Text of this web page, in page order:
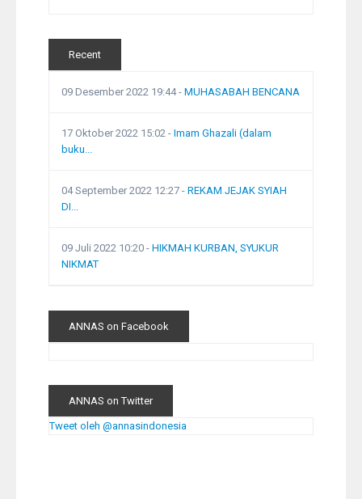
Recent
09 Desember 2022 19:44- MUHASABAH BENCANA
17 Oktober 2022 15:02 - Imam Ghazali (dalam
buku...
04 September 2022 12:27 - REKAM JEJAK SYIAH
DI...
09 Juli 2022 10:20 - HIKMAH KURBAN, SYUKUR
NIKMAT
ANNAS on Facebook
ANNAS on Twitter
Tweet oleh @annasindonesia